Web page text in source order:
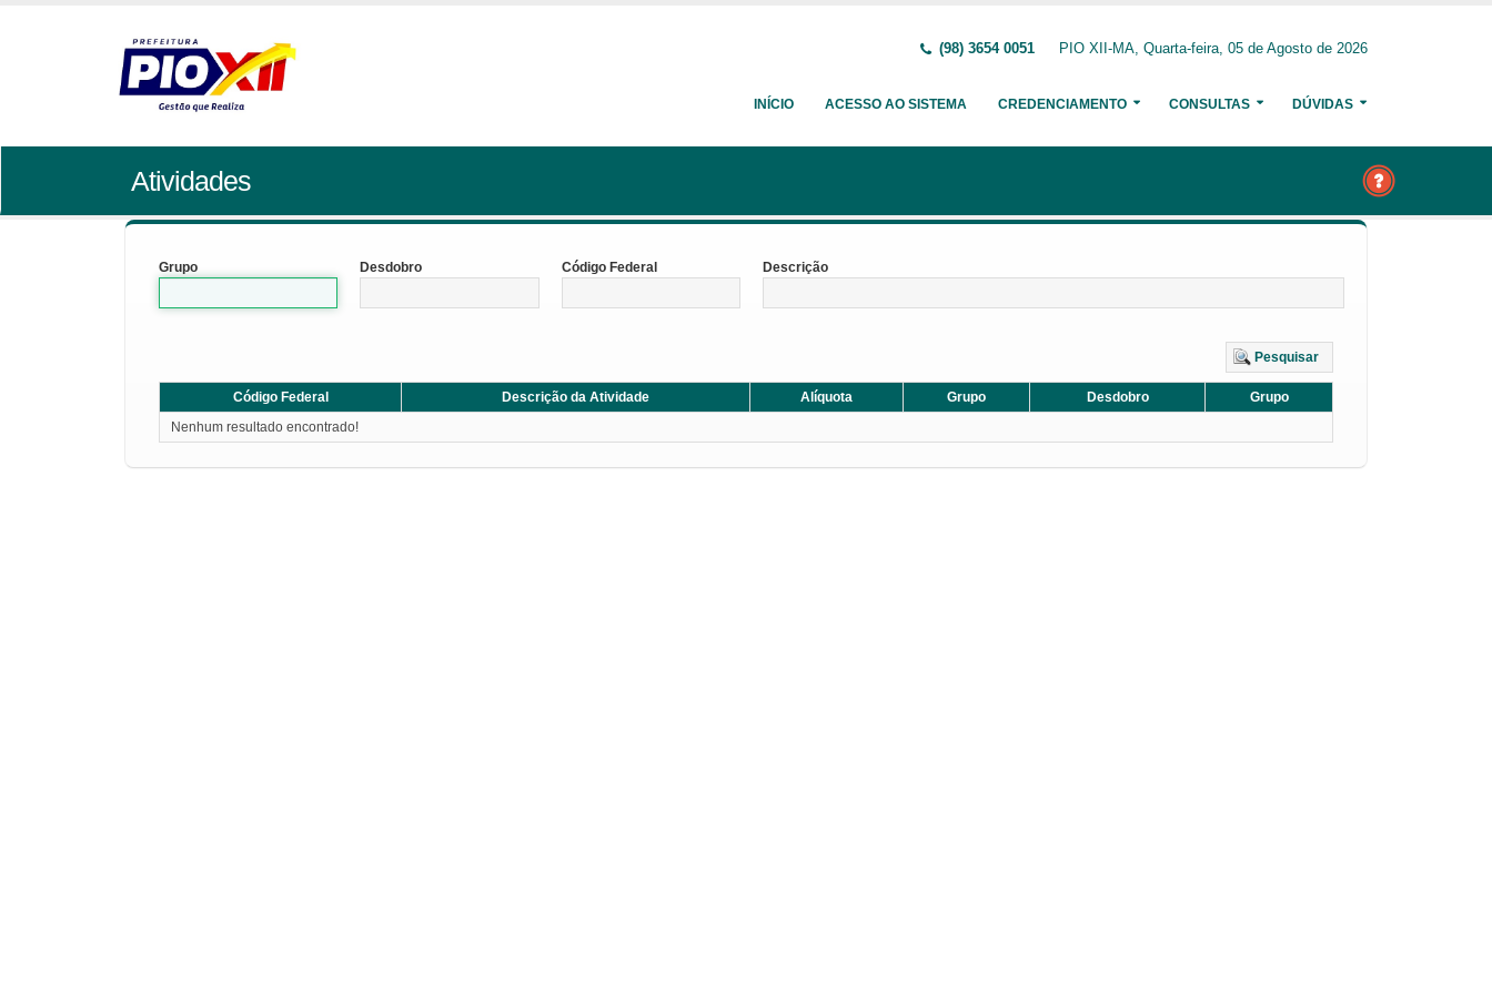
(98) 3654 0051 PIO XII-MA, Quarta-feira, 05 de Agosto de 2026
INÍCIO ACESSO AO SISTEMA CREDENCIAMENTO CONSULTAS DÚVIDAS
Atividades
Grupo Desdobro Código Federal Descrição
Pesquisar
Código Federal Descrição da Atividade Alíquota Grupo Desdobro
Grupo
Nenhum resultado encontrado!